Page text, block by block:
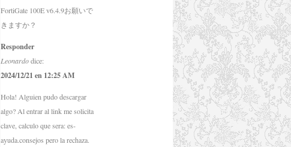
FortiGate 100E v6.4.9お願いで
きますか？
Responder
Leonardodice:
2024/12/21 en 12:25 AM
Hola! Alguien pudo descargar
algo? Al entrar al link me solicita
clave, calculo que sera: es-
ayuda.consejos pero la rechaza.